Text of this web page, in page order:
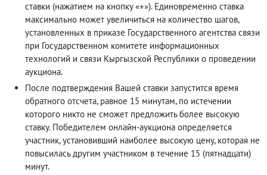
ставки (нажатием на кнопку «+»). Единовременно ставка
максимально может увеличиться на количество шагов,
установленных в приказе Государственного агентства связи
при Государственном комитете информационных
технологий и связи Кыргызской Республики о проведении
аукциона.
После подтверждения Вашей ставки запустится время
обратного отсчета, равное 15 минутам, по истечении
которого никто не сможет предложить более высокую
ставку. Победителем онлайн-аукциона определяется
участник, установивший наиболее высокую цену, которая не
повысилась другим участником в течение 15 (пятнадцати)
минут.